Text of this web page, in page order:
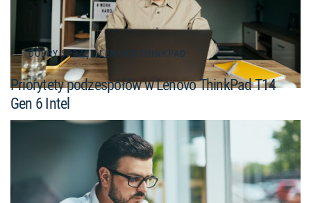
DOBRY SPRZĘT/LENOVO THINKPAD
Priorytety podzespołów w Lenovo ThinkPad T14
Gen 6 Intel